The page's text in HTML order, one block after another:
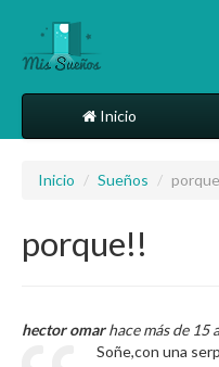
Inicio
Más
Inicio / Sueños /
porque!!
hector omarhace más de 15
Soñe,con una